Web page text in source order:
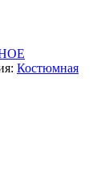
Костюмная